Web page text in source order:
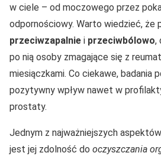
w ciele – od moczowego przez
odpornościowy. Warto wiedzieć, że
przeciwzapalnie i przeciwbólowo,
po nią osoby zmagające się z
miesiączkami. Co ciekawe, badania
pozytywny wpływ nawet w
prostaty.
Jednym z najważniejszych
jest jej zdolność do oczyszczania